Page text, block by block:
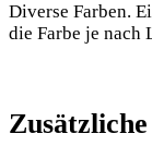
Diverse Farben.
die Farbe je nach